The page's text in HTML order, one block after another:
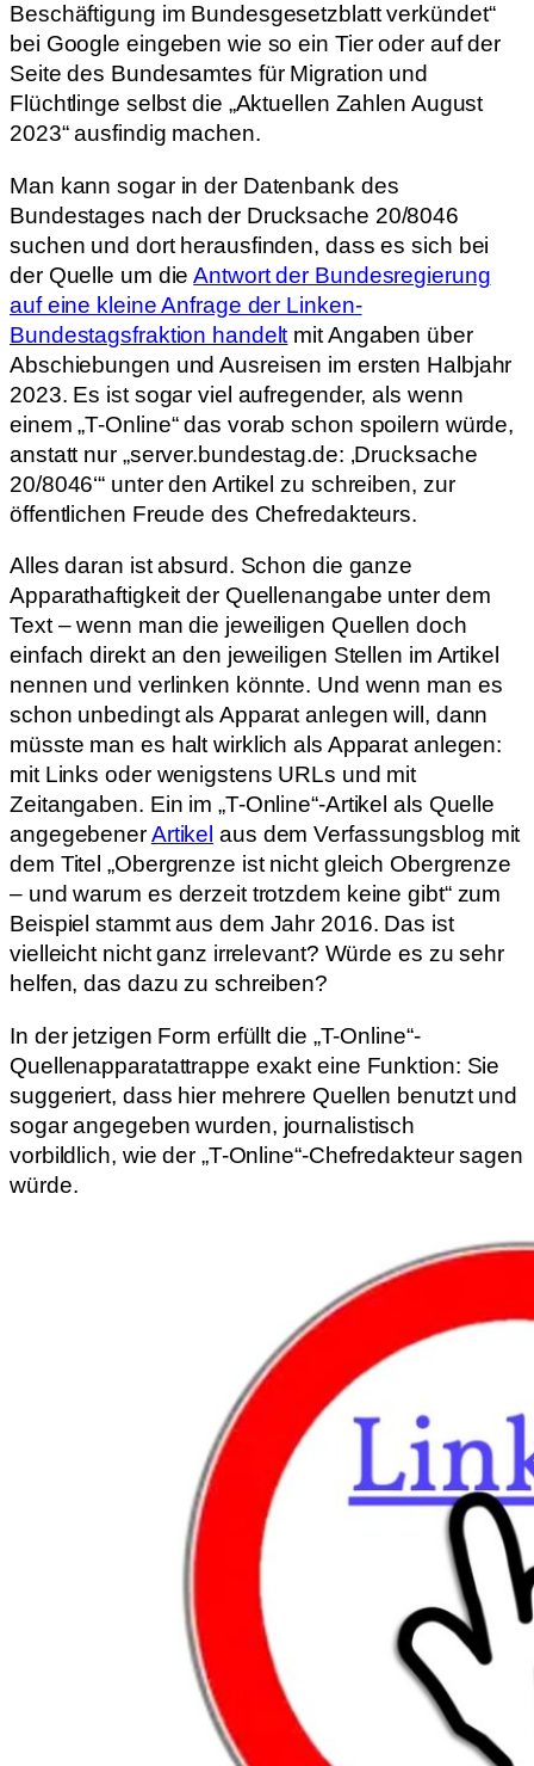
Beschäftigung im Bundesgesetzblatt verkündet“
bei Google eingeben wie so ein Tier oder auf der
Seite des Bundesamtes für Migration und
Flüchtlinge selbst die „Aktuellen Zahlen August
2023“ ausfindig machen.
Man kann sogar in der Datenbank des
Bundestages nach der Drucksache 20/8046
suchen und dort herausfinden, dass es sich bei
der Quelle um dieAntwort der Bundesregierung
auf eine kleine Anfrage der Linken-
Bundestagsfraktion handelt mit Angaben über
Abschiebungen und Ausreisen im ersten Halbjahr
2023. Es ist sogar viel aufregender, als wenn
einem „T-Online“ das vorab schon spoilern würde,
anstatt nur „server.bundestag.de: ‚Drucksache
20/8046‘“ unter den Artikel zu schreiben, zur
öffentlichen Freude des Chefredakteurs.
Alles daran ist absurd. Schon die ganze
Apparathaftigkeit der Quellenangabe unter dem
Text – wenn man die jeweiligen Quellen doch
einfach direkt an den jeweiligen Stellen im Artikel
nennen und verlinken könnte. Und wenn man es
schon unbedingt als Apparat anlegen will, dann
müsste man es halt wirklich als Apparat anlegen:
mit Links oder wenigstens URLs und mit
Zeitangaben. Ein im „T-Online“-Artikel als Quelle
angegebenerArtikel aus dem Verfassungsblog mit
dem Titel „Obergrenze ist nicht gleich Obergrenze
– und warum es derzeit trotzdem keine gibt“ zum
Beispiel stammt aus dem Jahr 2016. Das ist
vielleicht nicht ganz irrelevant? Würde es zu sehr
helfen, das dazu zu schreiben?
In der jetzigen Form erfüllt die „T-Online“-
Quellenapparatattrappe exakt eine Funktion: Sie
suggeriert, dass hier mehrere Quellen benutzt und
sogar angegeben wurden, journalistisch
vorbildlich, wie der „T-Online“-Chefredakteur sagen
würde.